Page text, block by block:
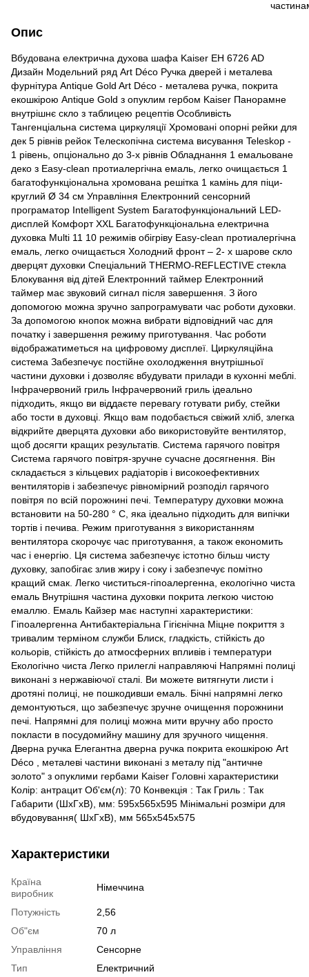
Опис
Вбудована електрична духова шафа Kaiser EH 6726 AD
Дизайн Модельний ряд Art Déco Ручка дверей і металева
фурнітура Antique Gold Art Déco - металева ручка, покрита
екошкірою Antique Gold з опуклим гербом Kaiser Панорамне
внутрішнє скло з таблицею рецептів Особливість
Тангенціальна система циркуляції Хромовані опорні рейки для
дек 5 рівнів рейок Телескопічна система висування Teleskop -
1 рівень, опціонально до 3-х рівнів Обладнання 1 емальоване
деко з Easy-clean протиалергічна емаль, легко очищається 1
багатофункціональна хромована решітка 1 камінь для піци-
круглий Ø 34 см Управління Електронний сенсорний
програматор Intelligent System Багатофункціональний LED-
дисплей Комфорт XXL Багатофункціональна електрична
духовка Multi 11 10 режимів обігріву Easy-clean протиалергічна
емаль, легко очищається Холодний фронт – 2- х шарове скло
дверцят духовки Спеціальний THERMO-REFLECTIVE стекла
Блокування від дітей Електронний таймер Електронний
таймер має звуковий сигнал після завершення. З його
допомогою можна зручно запрограмувати час роботи духовки.
За допомогою кнопок можна вибрати відповідний час для
початку і завершення режиму приготування. Час роботи
відображатиметься на цифровому дисплеї. Циркуляційна
система Забезпечує постійне охолодження внутрішньої
частини духовки і дозволяє вбудувати прилади в кухонні меблі.
Інфрачервоний гриль Інфрачервоний гриль ідеально
підходить, якщо ви віддаєте перевагу готувати рибу, стейки
або тости в духовці. Якщо вам подобається свіжий хліб, злегка
відкрийте дверцята духовки або використовуйте вентилятор,
щоб досягти кращих результатів. Система гарячого повітря
Система гарячого повітря-зручне сучасне досягнення. Він
складається з кільцевих радіаторів і високоефективних
вентиляторів і забезпечує рівномірний розподіл гарячого
повітря по всій порожнині печі. Температуру духовки можна
встановити на 50-280 ° C, яка ідеально підходить для випічки
тортів і печива. Режим приготування з використанням
вентилятора скорочує час приготування, а також економить
час і енергію. Ця система забезпечує істотно більш чисту
духовку, запобігає злив жиру і соку і забезпечує помітно
кращий смак. Легко чиститься-гіпоалергенна, екологічно чиста
емаль Внутрішня частина духовки покрита легкою чистою
емаллю. Емаль Кайзер має наступні характеристики:
Гіпоалергенна Антибактеріальна Гігієнічна Міцне покриття з
тривалим терміном служби Блиск, гладкість, стійкість до
кольорів, стійкість до атмосферних впливів і температури
Екологічно чиста Легко прилеглі направляючі Напрямні полиці
виконані з нержавіючої сталі. Ви можете витягнути листи і
дротяні полиці, не пошкодивши емаль. Бічні напрямні легко
демонтуються, що забезпечує зручне очищення порожнини
печі. Напрямні для полиці можна мити вручну або просто
покласти в посудомийну машину для зручного чищення.
Дверна ручка Елегантна дверна ручка покрита екошкірою Art
Déco , металеві частини виконані з металу під "античне
золото" з опуклими гербами Kaiser Головні характеристики
Колір: антрацит Об'єм(л): 70 Конвекція : Так Гриль : Так
Габарити (ШхГхВ), мм: 595х565х595 Мінімальні розміри для
вбудовування( ШхГхВ), мм 565х545х575
Характеристики
Країна
виробник
Німеччина
Потужність
2,56
Об"єм
70 л
Управління
Сенсорне
Тип
Електричний